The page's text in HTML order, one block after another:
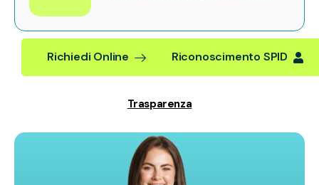
Richiedi Online Riconoscimento SPID
Trasparenza